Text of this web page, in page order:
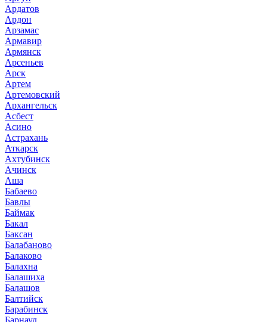
Ардатов
Ардон
Арзамас
Армавир
Армянск
Арсеньев
Арск
Артем
Артемовский
Архангельск
Асбест
Асино
Астрахань
Аткарск
Ахтубинск
Ачинск
Аша
Бабаево
Бавлы
Баймак
Бакал
Баксан
Балабаново
Балаково
Балахна
Балашиха
Балашов
Балтийск
Барабинск
Барнаул